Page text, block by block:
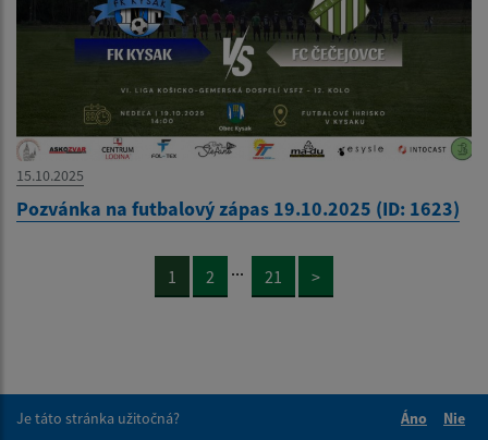
15.10.2025
Pozvánka na futbalový zápas 19.10.2025 (ID: 1623)
1 2 ... 21 >
Je táto stránka užitočná?
Áno
Nie